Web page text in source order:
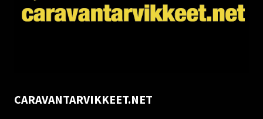
CARAVANTARVIKKEET.NET